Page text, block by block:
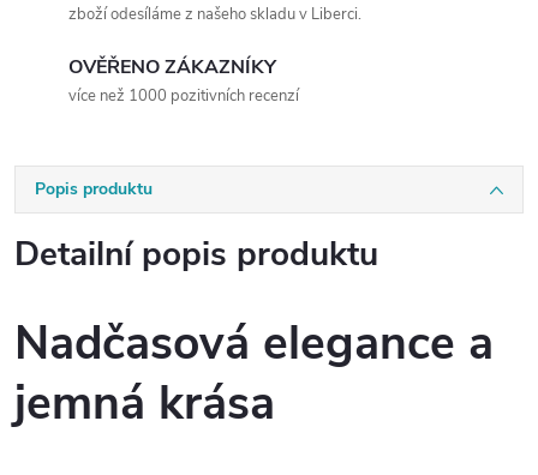
zboží odesíláme z našeho skladu v Liberci.
OVĚŘENO ZÁKAZNÍKY
více než 1000 pozitivních recenzí
Popis produktu
Detailní popis produktu
Nadčasová elegance a
jemná krása